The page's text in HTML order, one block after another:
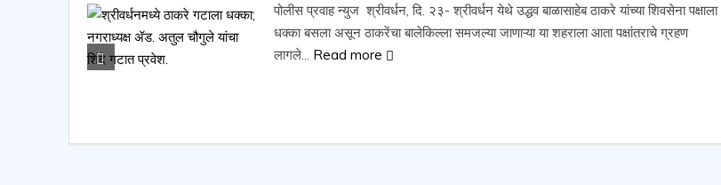
पोलीस प्रवाह न्युज श्रीवर्धन, दि. २३- श्रीवर्धन येथे उद्धव बाळासाहेब ठाकरे यांच्या शिवसेना पक्षाला
धक्का बसला असून ठाकरेंचा बालेकिल्ला समजल्या जाणाऱ्या या शहराला आता पक्षांतराचे ग्रहण
लागले... Read more